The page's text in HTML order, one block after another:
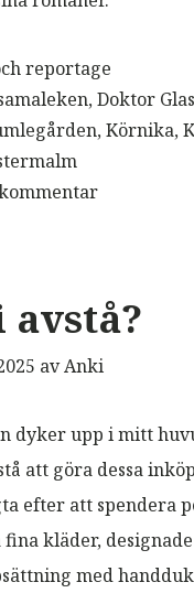
reportage
,Doktor Glas
,Körnika,
avstå?
avAnki
dyker upp i mitt
att göra dessa
efter att spendera
kläder,
med